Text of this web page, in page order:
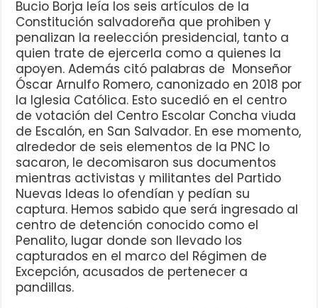
Bucio Borja leía los seis artículos de la
Constitución salvadoreña que prohiben y
penalizan la reelección presidencial, tanto a
quien trate de ejercerla como a quienes la
apoyen. Además citó palabras de Monseñor
Óscar Arnulfo Romero, canonizado en 2018 por
la Iglesia Católica. Esto sucedió en el centro
de votación del Centro Escolar Concha viuda
de Escalón, en San Salvador. En ese momento,
alrededor de seis elementos de la PNC lo
sacaron, le decomisaron sus documentos
mientras activistas y militantes del Partido
Nuevas Ideas lo ofendían y pedían su
captura. Hemos sabido que será ingresado al
centro de detención conocido como el
Penalito, lugar donde son llevado los
capturados en el marco del Régimen de
Excepción, acusados de pertenecer a
pandillas.